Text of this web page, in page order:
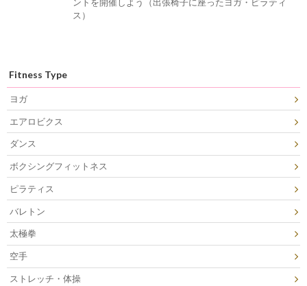
ントを開催しよう（出張椅子に座ったヨガ・ピラティ
ス）
Fitness Type
ヨガ
エアロビクス
ダンス
ボクシングフィットネス
ピラティス
バレトン
太極拳
空手
ストレッチ・体操